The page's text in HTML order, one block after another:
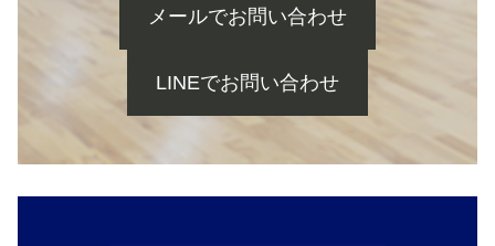
メールでお問い合わせ
LINEでお問い合わせ